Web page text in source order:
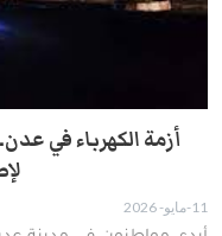
أزمة الكهرباء في
11-مايو- 2026